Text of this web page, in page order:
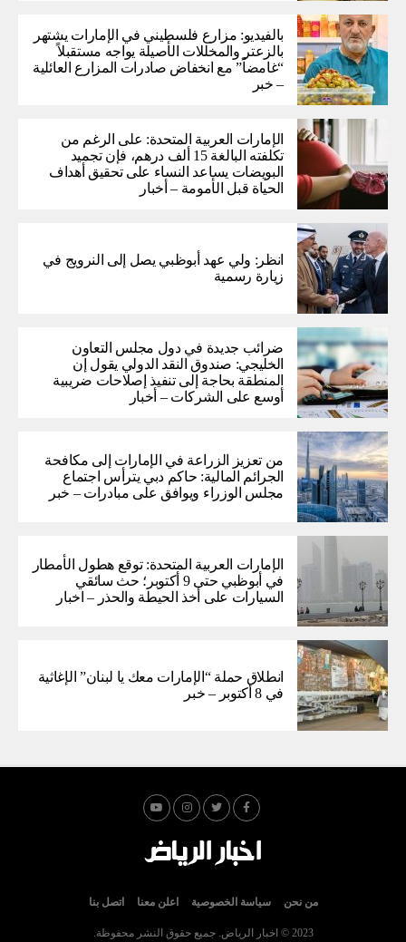
بالفيديو: مزارع فلسطيني في الإمارات يشتهر
بالزعتر والمخللات الأصيلة يواجه مستقبلاً
“غامضاً” ​​مع انخفاض صادرات المزارع العائلية
– خبر
الإمارات العربية المتحدة: على الرغم من
تكلفته البالغة 15 ألف درهم، فإن تجميد
البويضات يساعد النساء على تحقيق أهداف
الحياة قبل الأمومة – أخبار
انظر: ولي عهد أبوظبي يصل إلى النرويج في
زيارة رسمية
ضرائب جديدة في دول مجلس التعاون
الخليجي: صندوق النقد الدولي يقول إن
المنطقة بحاجة إلى تنفيذ إصلاحات ضريبية
أوسع على الشركات – أخبار
من تعزيز الزراعة في الإمارات إلى مكافحة
الجرائم المالية: حاكم دبي يترأس اجتماع
مجلس الوزراء ويوافق على مبادرات – خبر
الإمارات العربية المتحدة: توقع هطول الأمطار
في أبوظبي حتى 9 أكتوبر؛ حث سائقي
السيارات على أخذ الحيطة والحذر – اخبار
انطلاق حملة “الإمارات معك يا لبنان” الإغاثية
في 8 أكتوبر – خبر
من نحن سياسة الخصوصية اعلن معنا اتصل بنا
2023 © اخبار الرياض. جميع حقوق النشر محفوظة.